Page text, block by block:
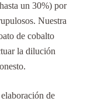
un 30%) por
Nuestra
de cobalto
la dilución
de